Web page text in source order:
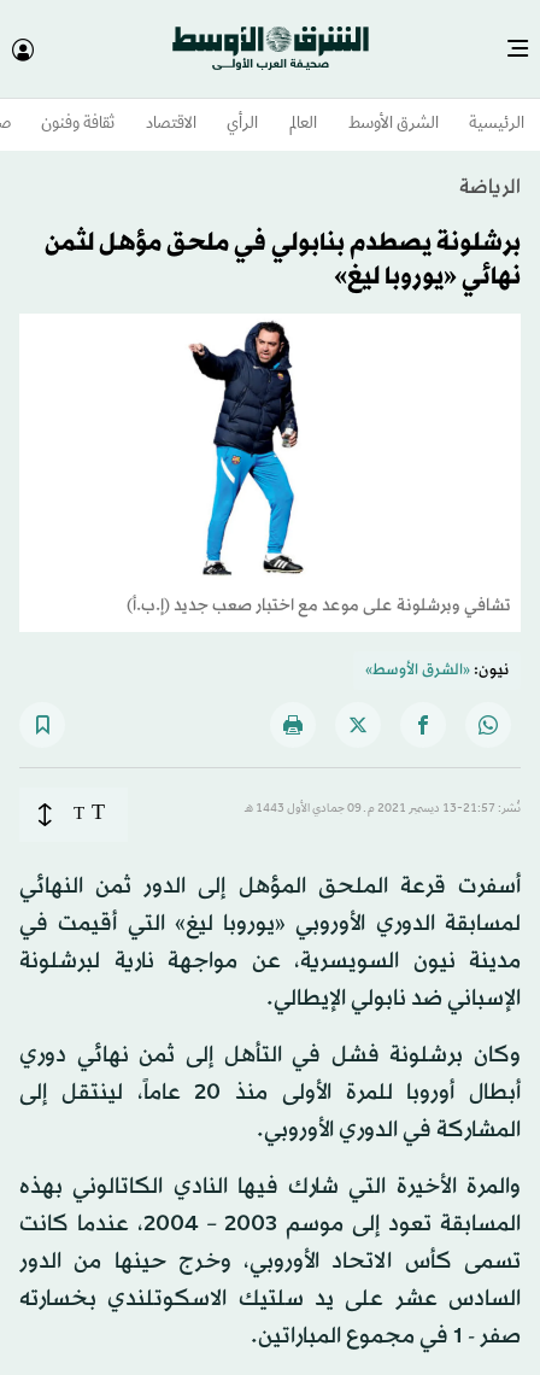
الرئيسية الشرق الأوسط​ العالم الرأي الاقتصاد ثقافة وفنون
الرياضة
برشلونة يصطدم بنابولي في ملحق مؤهل لثمن
نهائي «يوروبا ليغ»
تشافي وبرشلونة على موعد مع اختبار صعب جديد (إ.ب.أ)
نيون:«الشرق الأوسط»
نُشر: 21:57-13 ديسمبر 2021 م ـ 09 جمادي الأول 1443 هـ T
T
أسفرت قرعة الملحق المؤهل إلى الدور ثمن النهائي
لمسابقة الدوري الأوروبي «يوروبا ليغ» التي أقيمت في
مدينة نيون السويسرية، عن مواجهة نارية لبرشلونة
الإسباني ضد نابولي الإيطالي.
وكان برشلونة فشل في التأهل إلى ثمن نهائي دوري
أبطال أوروبا للمرة الأولى منذ 20 عاماً، لينتقل إلى
المشاركة في الدوري الأوروبي.
والمرة الأخيرة التي شارك فيها النادي الكاتالوني بهذه
المسابقة تعود إلى موسم 2003 – 2004، عندما كانت
تسمى كأس الاتحاد الأوروبي، وخرج حينها من الدور
السادس عشر على يد سلتيك الاسكوتلندي بخسارته
صفر - 1 في مجموع المباراتين.